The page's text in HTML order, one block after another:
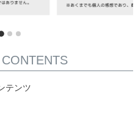
テンツ